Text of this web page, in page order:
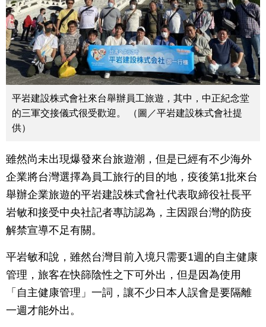
平岩建設株式會社來台舉辦員工旅遊，其中，中正紀念堂
的三軍交接儀式很受歡迎。 （圖／平岩建設株式會社提
供）
雖然尚未出現爆發來台旅遊潮，但是已經有不少海外
企業將台灣選擇為員工旅行的目的地，疫後第1批來台
舉辦企業旅遊的平岩建設株式會社代表取締役社長平
岩敏和接受中央社記者專訪認為，主因跟台灣的防疫
解禁宣導不足有關。
平岩敏和說，雖然台灣目前入境只需要1週的自主健康
管理，旅客在快篩陰性之下可外出，但是因為使用
「自主健康管理」一詞，讓不少日本人誤會是要隔離
一週才能外出。